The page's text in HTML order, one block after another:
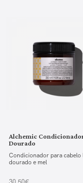
Alchemic
Dourado
Condicionador para cabelo
dourado e mel